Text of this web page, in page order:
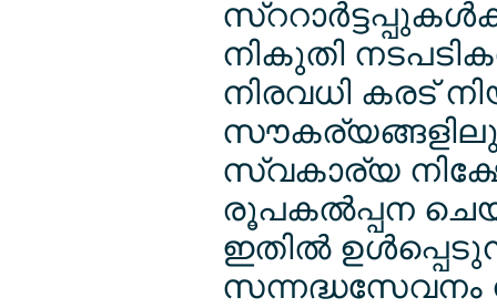
നികുതി
നിരവധി കരട്
സ്വകാര്യ
രൂപകല്‍പ്പന
ഇതില്‍